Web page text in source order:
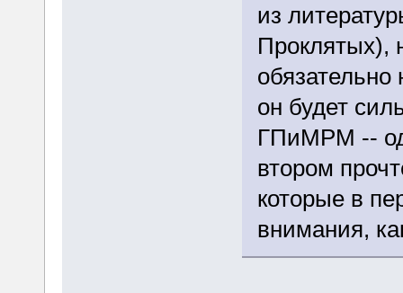
из
Проклятых),
обязательно
он будет
ГПиМРМ --
втором
которые в
внимания,